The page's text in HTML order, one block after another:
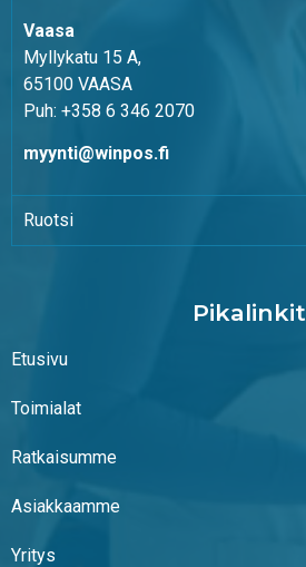
Vaasa
Myllykatu 15 A,
65100 VAASA
Puh: +358 6 346 2070
myynti@winpos.fi
Ruotsi
Pikalinkit
Etusivu
Toimialat
Ratkaisumme
Asiakkaamme
Yritys